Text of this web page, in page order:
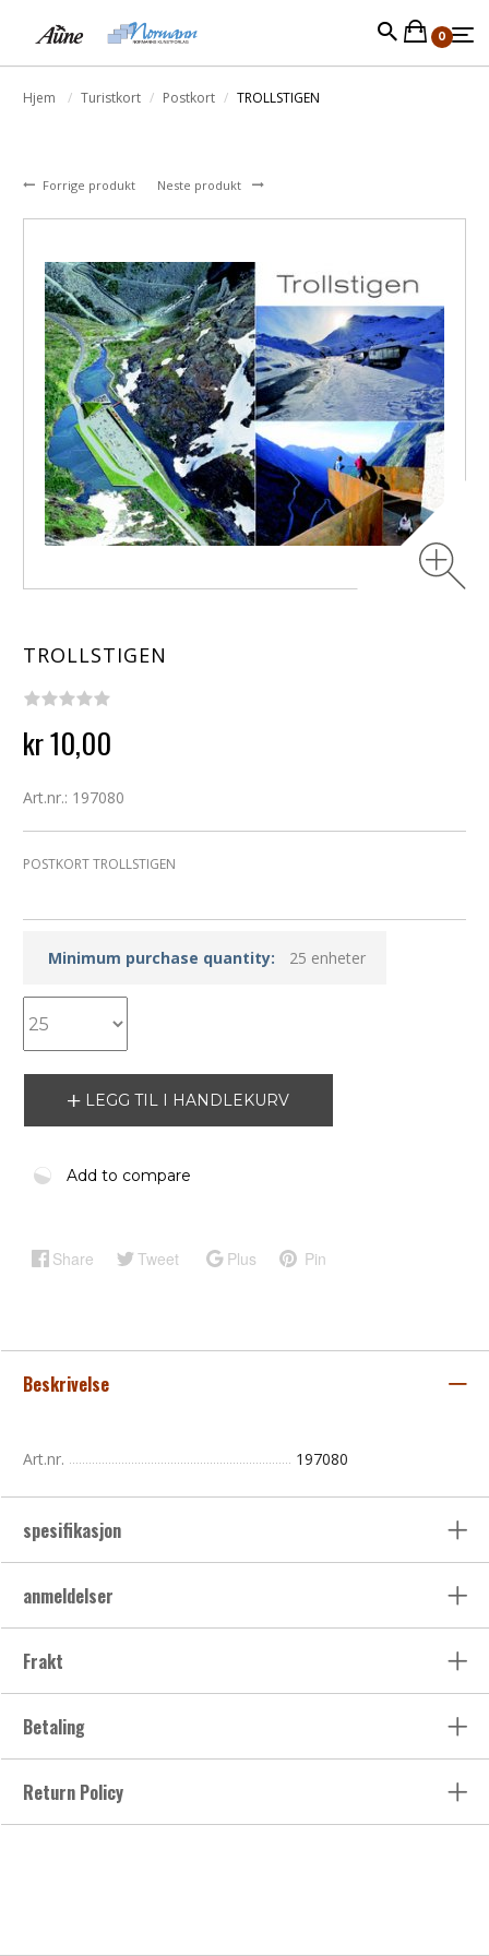
0
Hjem Turistkort Postkort TROLLSTIGEN
Forrige produkt Neste produkt
TROLLSTIGEN
kr 10,00
Art.nr.: 197080
POSTKORT TROLLSTIGEN
Minimum purchase quantity: 25 enheter
LEGG TIL I HANDLEKURV
Add to compare
Share Tweet Plus Pin
Beskrivelse
Art.nr. 197080
spesifikasjon
anmeldelser
Frakt
Betaling
Return Policy